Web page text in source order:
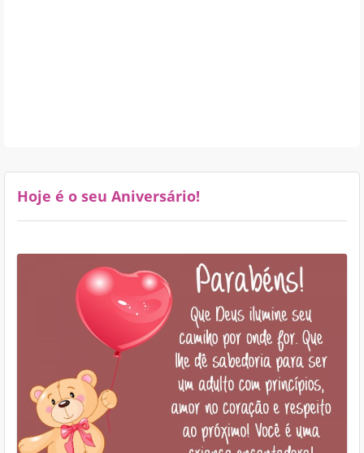
Hoje é o seu Aniversário!